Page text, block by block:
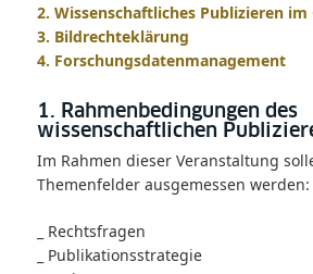
2. Wissenschaftliches Publizieren im
3. Bildrechteklärung
4. Forschungsdatenmanagement
1. Rahmenbedingungen des
wissenschaftlichen
Im Rahmen dieser Veranstaltung
Themenfelder ausgemessen werden:
_ Rechtsfragen
_ Publikationsstrategie